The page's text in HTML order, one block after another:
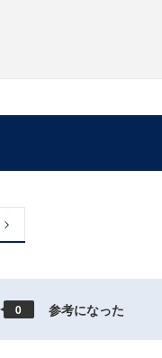
0 参考になった